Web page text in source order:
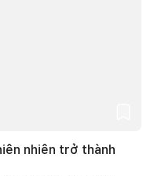
nhiên trở thành